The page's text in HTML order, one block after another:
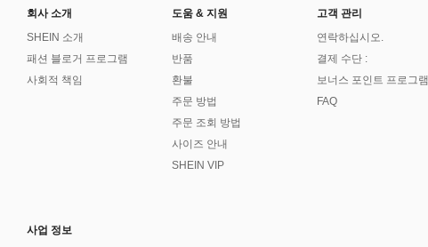
회사 소개
SHEIN 소개
패션 블로거 프로그램
사회적 책임
도움 & 지원
배송 안내
반품
환불
주문 방법
주문 조회 방법
사이즈 안내
SHEIN VIP
고객 관리
연락하십시오.
결제 수단 :
보너스 포인트 프로그램
FAQ
사업 정보